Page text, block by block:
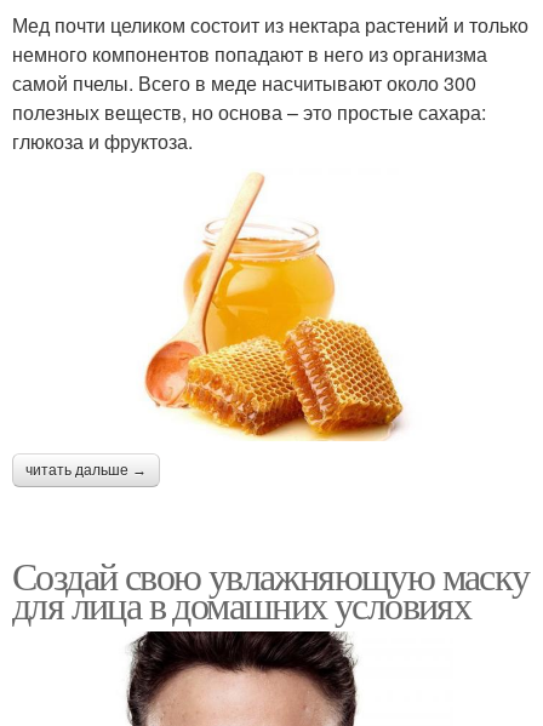
Мед почти целиком состоит из нектара растений и только
немного компонентов попадают в него из организма
самой пчелы. Всего в меде насчитывают около 300
полезных веществ, но основа – это простые сахара:
глюкоза и фруктоза.
читать дальше →
Создай свою увлажняющую маску
для лица в домашних условиях